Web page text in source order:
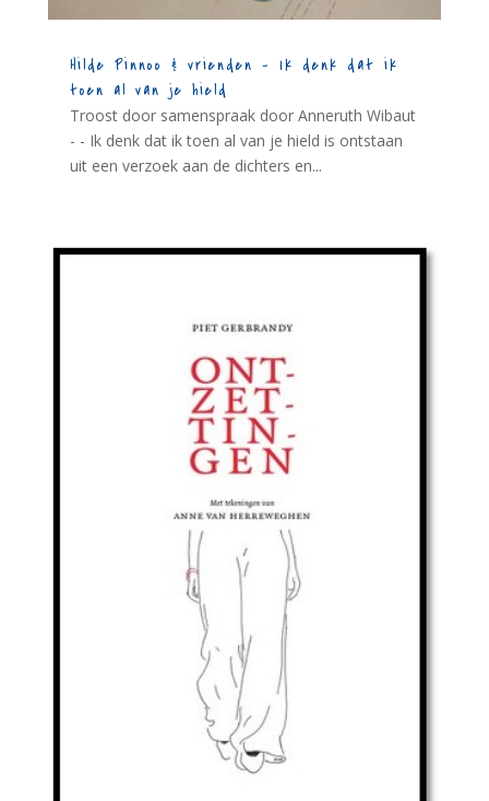
Hilde Pinnoo & vrienden – Ik denk dat ik
toen al van je hield
Troost door samenspraak door Anneruth Wibaut
- - Ik denk dat ik toen al van je hield is ontstaan
uit een verzoek aan de dichters en...